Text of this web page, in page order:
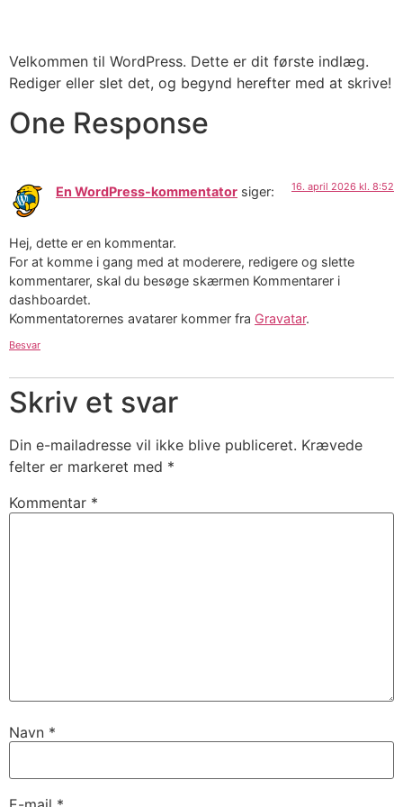
content
Velkommen til WordPress. Dette er dit første indlæg.
Rediger eller slet det, og begynd herefter med at skrive!
One Response
En WordPress-kommentator siger: 16. april 2026 kl. 8:52
Hej, dette er en kommentar.
For at komme i gang med at moderere, redigere og slette
kommentarer, skal du besøge skærmen Kommentarer i
dashboardet.
Kommentatorernes avatarer kommer fra Gravatar.
Besvar
Skriv et svar
Din e-mailadresse vil ikke blive publiceret. Krævede
felter er markeret med *
Kommentar *
Navn *